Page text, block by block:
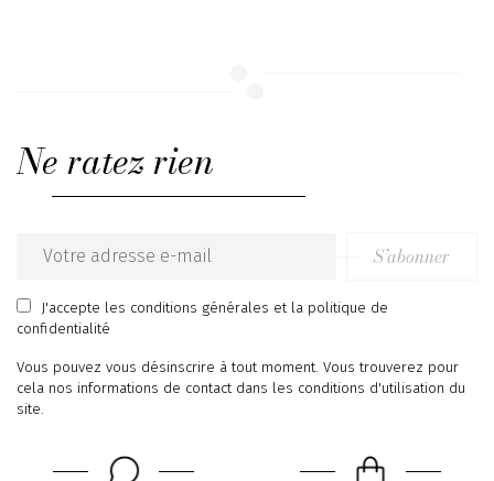
Ne ratez rien
Email
address
S’abonner
J'accepte les conditions générales et la politique de
confidentialité
Vous pouvez vous désinscrire à tout moment. Vous trouverez pour
cela nos informations de contact dans les conditions d'utilisation du
site.